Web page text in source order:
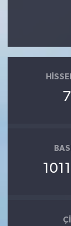
7
1011